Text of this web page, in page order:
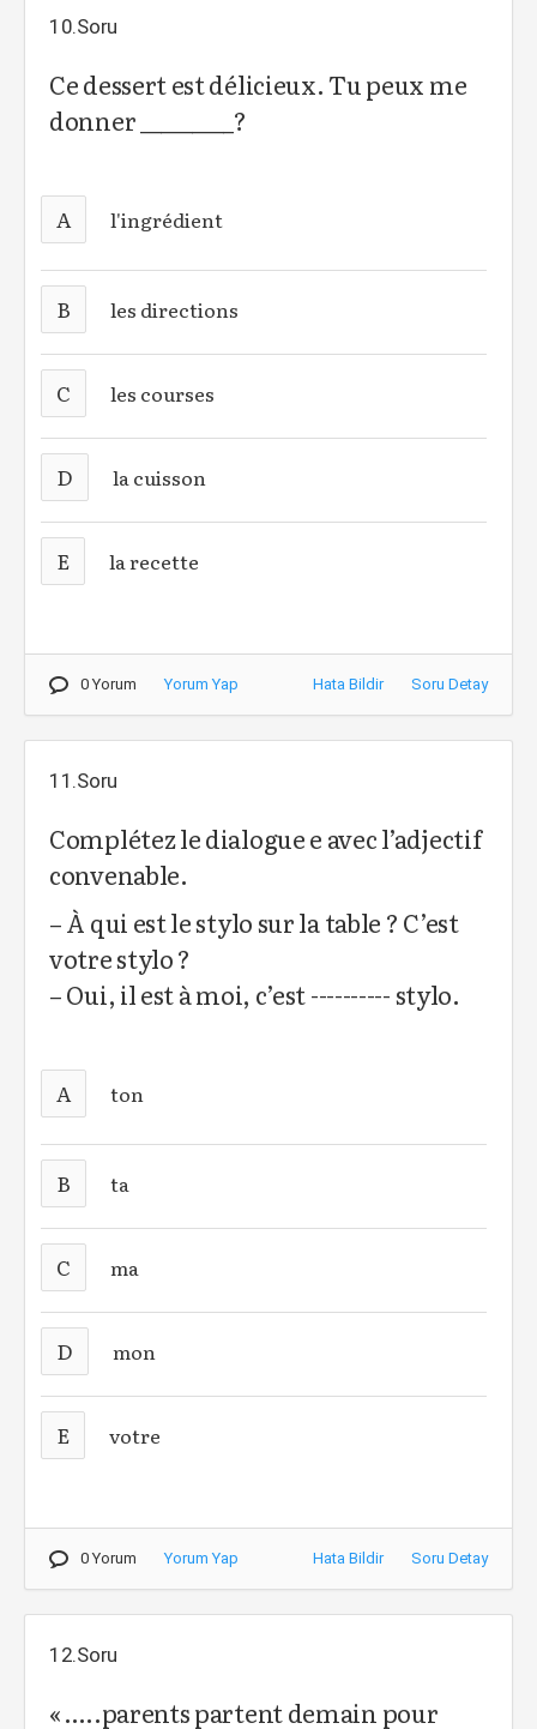
10.Soru
Ce dessert est délicieux. Tu peux me
donner _________?
A l'ingrédient
B les directions
C les courses
D la cuisson
E la recette
0 Yorum Yorum Yap Hata Bildir Soru Detay
11.Soru
Complétez le dialogue e avec l’adjectif
convenable.
– À qui est le stylo sur la table ? C’est
votre stylo ?
– Oui, il est à moi, c’est ---------- stylo.
A ton
B ta
C ma
D mon
E votre
0 Yorum Yorum Yap Hata Bildir Soru Detay
12.Soru
« …..parents partent demain pour